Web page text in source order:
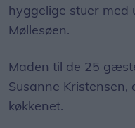
Maden til de 25
køkkenet.
- Jeg elsker at lave